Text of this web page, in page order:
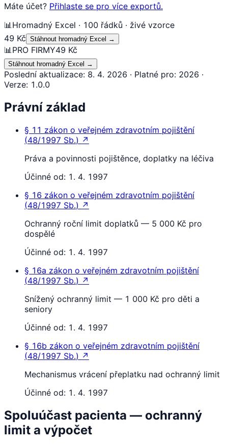
Máte účet? Přihlaste se pro více exportů.
📊 Hromadný Excel · 100 řádků · živé vzorce
49 Kč Stáhnout hromadný Excel →
📊 PRO FIRMY49 Kč
Stáhnout hromadný Excel →
Poslední aktualizace: 8. 4. 2026 · Platné pro: 2026 ·
Verze: 1.0.0
Právní základ
§ 11 zákon o veřejném zdravotním pojištění
(48/1997 Sb.) ↗
Práva a povinnosti pojištěnce, doplatky na léčiva
Účinné od: 1. 4. 1997
§ 16 zákon o veřejném zdravotním pojištění
(48/1997 Sb.) ↗
Ochranný roční limit doplatků — 5 000 Kč pro
dospělé
Účinné od: 1. 4. 1997
§ 16a zákon o veřejném zdravotním pojištění
(48/1997 Sb.) ↗
Snížený ochranný limit — 1 000 Kč pro děti a
seniory
Účinné od: 1. 4. 1997
§ 16b zákon o veřejném zdravotním pojištění
(48/1997 Sb.) ↗
Mechanismus vrácení přeplatku nad ochranný limit
Účinné od: 1. 4. 1997
Spoluúčast pacienta — ochranný
limit a výpočet